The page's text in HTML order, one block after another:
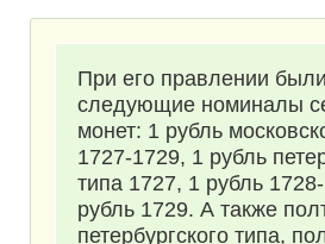
При его правлении
следующие номиналы
монет: 1 рубль
1727-1729, 1 рубль
типа 1727, 1 рубль
рубль 1729. А также
петербургского типа,